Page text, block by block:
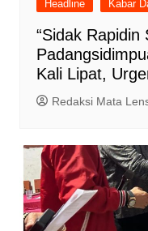
Headline Kabar
“Sidak
Kali Lipat,
Redaksi Mata